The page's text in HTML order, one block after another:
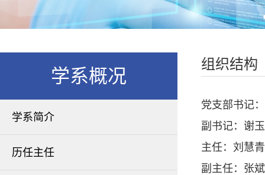
学系概况
学系简介
历任主任
组织结构
党支部书记
副书记：谢
主任：刘慧青
副主任：张